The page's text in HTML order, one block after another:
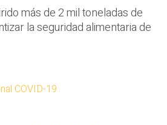
más de 2 mil toneladas de
la seguridad alimentaria de
COVID-19